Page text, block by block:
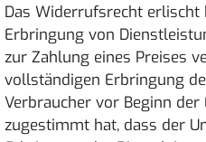
Das Widerrufsrecht
Erbringung von
zur Zahlung eines Preises
vollständigen Erbringung
Verbraucher vor Beginn
zugestimmt hat, dass der